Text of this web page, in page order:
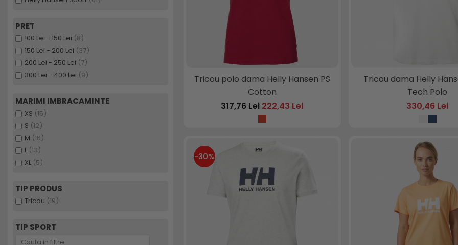
PRET
100 Lei - 150 Lei (8)
150 Lei - 200 Lei (37)
200 Lei - 250 Lei (7)
300 Lei - 400 Lei (9)
MARIMI IMBRACAMINTE
XS (15)
S (12)
M (16)
L (13)
XL (5)
TIP PRODUS
Tricou (19)
TIP SPORT
Tricou polo dama Helly Hansen PS
Cotton
317,76 Lei222,43 Lei
Tricou dama Helly
Tech Polo
330,46 Lei
-30%